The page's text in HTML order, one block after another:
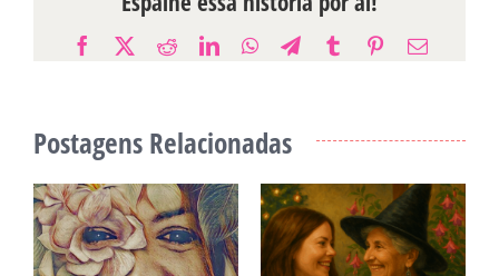
Facebook RedditLinkedInWhatsApp
Telegram
TumblrPinterest
E-
Postagens Relacionadas